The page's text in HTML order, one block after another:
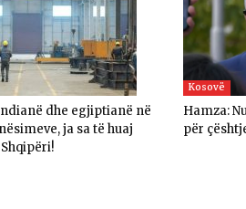
dhe egjiptianë në
ja sa të huaj
Kosovë
Hamza:
për